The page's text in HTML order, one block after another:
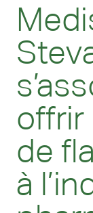
offrir
de
à